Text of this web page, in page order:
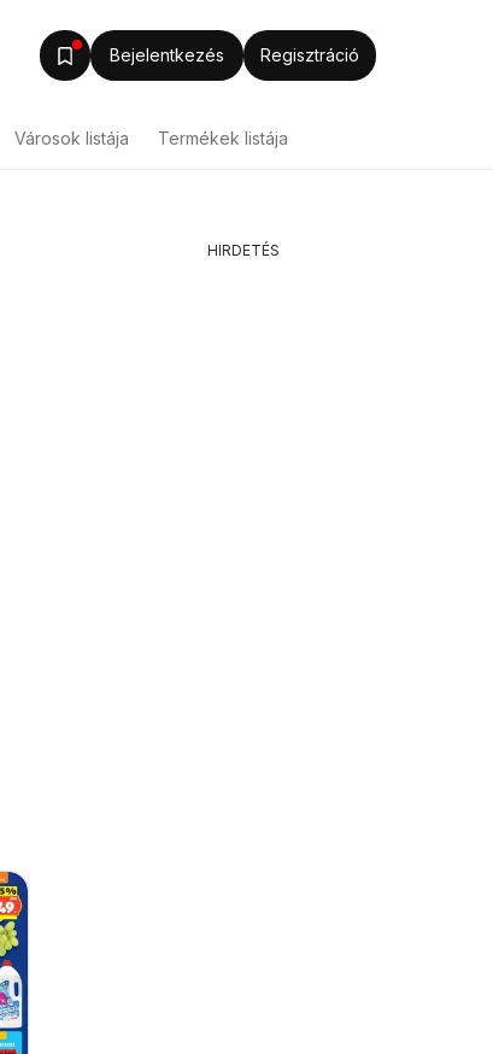
Bejelentkezés Regisztráció
Városok listája Termékek listája
HIRDETÉS